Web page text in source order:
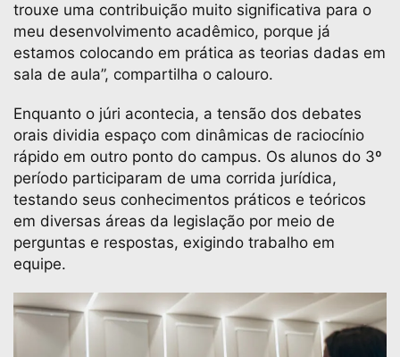
trouxe uma contribuição muito significativa para o
meu desenvolvimento acadêmico, porque já
estamos colocando em prática as teorias dadas em
sala de aula”, compartilha o calouro.
Enquanto o júri acontecia, a tensão dos debates
orais dividia espaço com dinâmicas de raciocínio
rápido em outro ponto do campus. Os alunos do 3º
período participaram de uma corrida jurídica,
testando seus conhecimentos práticos e teóricos
em diversas áreas da legislação por meio de
perguntas e respostas, exigindo trabalho em
equipe.